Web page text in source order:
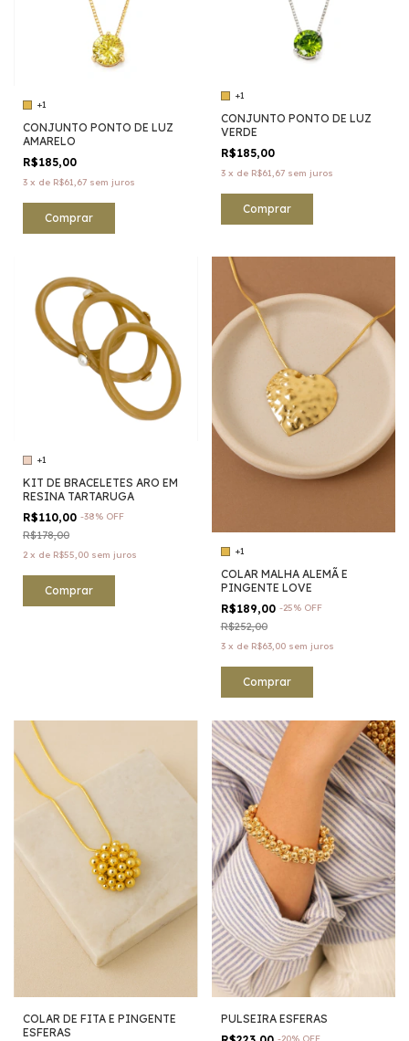
+1
CONJUNTO PONTO DE LUZ
AMARELO
R$185,00
3 x de R$61,67 sem juros
Comprar
+1
CONJUNTO PONTO DE LUZ
VERDE
R$185,00
3 x de R$61,67 sem juros
Comprar
+1
KIT DE BRACELETES ARO EM
RESINA TARTARUGA
R$110,00 -38% OFF
R$178,00
2 x de R$55,00 sem juros
Comprar
+1
COLAR MALHA ALEMÃ E
PINGENTE LOVE
R$189,00 -25% OFF
R$252,00
3 x de R$63,00 sem juros
Comprar
COLAR DE FITA E PINGENTE
ESFERAS
PULSEIRA ESFERAS